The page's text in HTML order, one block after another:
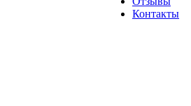
Контакты